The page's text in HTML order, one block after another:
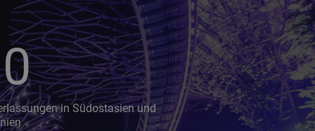
in Südostasien und